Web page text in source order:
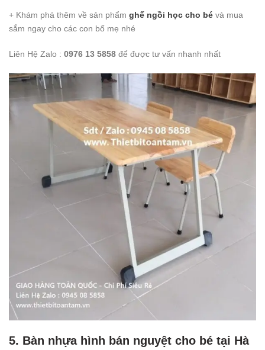
+ Khám phá thêm về sản phẩm ghế ngồi học cho bé và mua
sắm ngay cho các con bố mẹ nhé
Liên Hệ Zalo : 0976 13 5858 để được tư vấn nhanh nhất
5. Bàn nhựa hình bán nguyệt cho bé tại Hà